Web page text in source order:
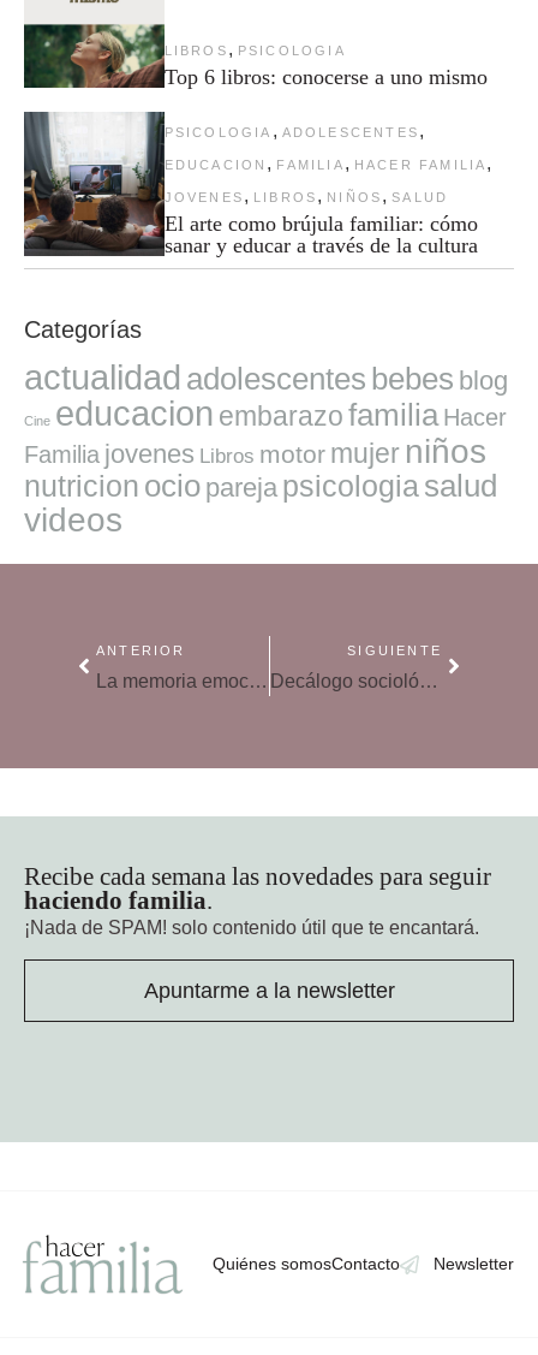
LIBROS , PSICOLOGIA
Top 6 libros: conocerse a uno mismo
PSICOLOGIA , ADOLESCENTES ,
EDUCACION , FAMILIA , HACER FAMILIA ,
JOVENES , LIBROS , NIÑOS , SALUD
El arte como brújula familiar: cómo
sanar y educar a través de la cultura
Categorías
actualidad adolescentes bebes blog
Cine educacion embarazofamilia Hacer
Familia jovenes Libros motor mujer niños
nutricion ocio pareja psicologiasalud
videos
ANTERIOR
La memoria emocional, ¿se pueden modificar los recuerdos?
SIGUIENTE
Decálogo sociológico para afrontar un verano sin restricciones
Recibe cada semana las novedades para seguir
haciendo familia.
¡Nada de SPAM! solo contenido útil que te encantará.
Apuntarme a la newsletter
Quiénes somosContacto Newsletter